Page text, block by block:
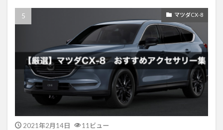
マツダCX-8
2021年2月14日 11ビュー